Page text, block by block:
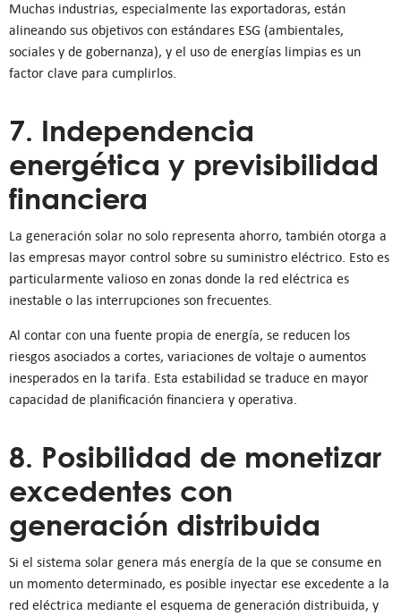
Muchas industrias, especialmente las exportadoras, están
alineando sus objetivos con estándares ESG (ambientales,
sociales y de gobernanza), y el uso de energías limpias es un
factor clave para cumplirlos.
7. Independencia
energética y previsibilidad
financiera
La generación solar no solo representa ahorro, también otorga a
las empresas mayor control sobre su suministro eléctrico. Esto es
particularmente valioso en zonas donde la red eléctrica es
inestable o las interrupciones son frecuentes.
Al contar con una fuente propia de energía, se reducen los
riesgos asociados a cortes, variaciones de voltaje o aumentos
inesperados en la tarifa. Esta estabilidad se traduce en mayor
capacidad de planificación financiera y operativa.
8. Posibilidad de monetizar
excedentes con
generación distribuida
Si el sistema solar genera más energía de la que se consume en
un momento determinado, es posible inyectar ese excedente a la
red eléctrica mediante el esquema de generación distribuida, y